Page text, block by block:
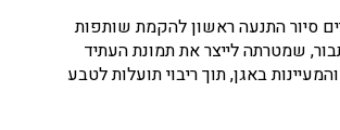
סיור התנעה ראשון להקמת שותפות
שמטרתה לייצר את תמונת העתיד
באגן, תוך ריבוי תועלות לטבע